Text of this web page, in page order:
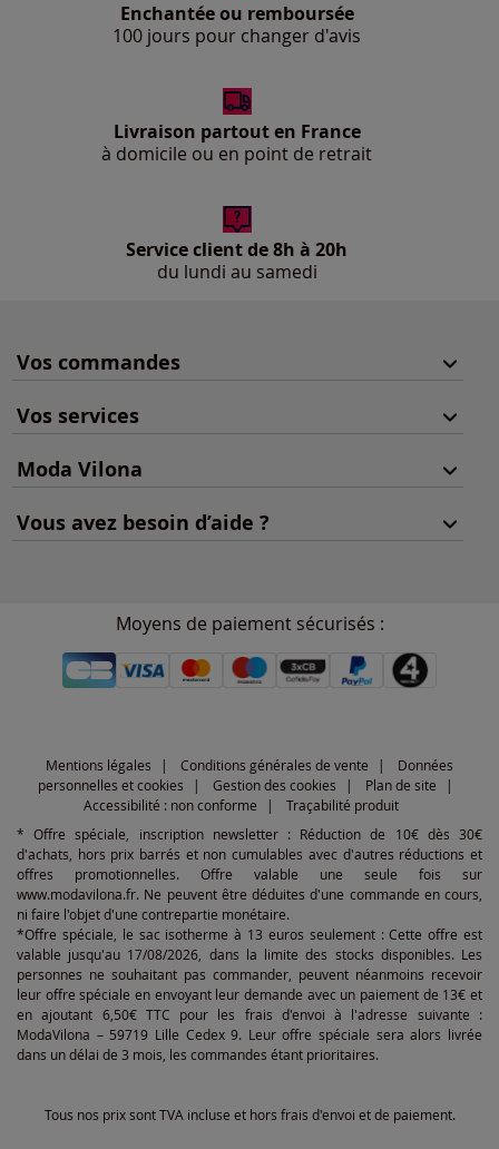
Enchantée ou remboursée
100 jours pour changer d'avis
Livraison partout en France
à domicile ou en point de retrait
Service client de 8h à 20h
du lundi au samedi
Vos commandes
Vos services
Moda Vilona
Vous avez besoin d’aide ?
Moyens de paiement sécurisés :
Mentions légales Conditions générales de vente
Données
personnelles et cookies
Gestion des cookies
Plan de site
Accessibilité : non conforme
Traçabilité produit
* Offre spéciale, inscription newsletter : Réduction de 10€ dès 30€
d'achats, hors prix barrés et non cumulables avec d'autres réductions et
offres promotionnelles. Offre valable une seule fois sur
www.modavilona.fr. Ne peuvent être déduites d'une commande en cours,
ni faire l'objet d'une contrepartie monétaire.
*Offre spéciale, le sac isotherme à 13 euros seulement : Cette offre est
valable jusqu'au 17/08/2026, dans la limite des stocks disponibles. Les
personnes ne souhaitant pas commander, peuvent néanmoins recevoir
leur offre spéciale en envoyant leur demande avec un paiement de 13€ et
en ajoutant 6,50€ TTC pour les frais d'envoi à l'adresse suivante :
ModaVilona – 59719 Lille Cedex 9. Leur offre spéciale sera alors livrée
dans un délai de 3 mois, les commandes étant prioritaires.
Tous nos prix sont TVA incluse et hors frais d'envoi et de paiement.